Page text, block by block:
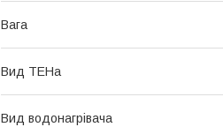
Вага
Вид ТЕНа
Вид водонагрівача